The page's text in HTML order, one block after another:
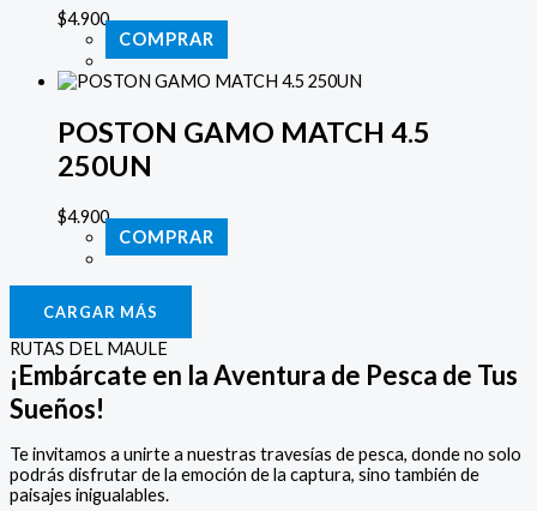
$4.900
COMPRAR
POSTON GAMO MATCH 4.5
250UN
$4.900
COMPRAR
CARGAR MÁS
RUTAS DEL MAULE
¡Embárcate en la Aventura de Pesca de Tus
Sueños!
Te invitamos a unirte a nuestras travesías de pesca, donde no solo
podrás disfrutar de la emoción de la captura, sino también de
paisajes inigualables.